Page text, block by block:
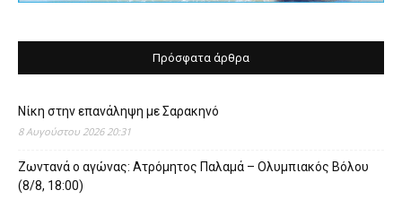
Πρόσφατα άρθρα
Νίκη στην επανάληψη με Σαρακηνό
8 Αυγούστου 2026 20:31
Ζωντανά ο αγώνας: Ατρόμητος Παλαμά – Ολυμπιακός Βόλου
(8/8, 18:00)